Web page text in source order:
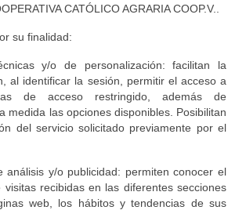
CATÓLICO AGRARIA COOP.V..
su finalidad:
y/o de personalización: facilitan la
al identificar la sesión, permitir el acceso a
de acceso restringido, además de
medida las opciones disponibles. Posibilitan
del servicio solicitado previamente por el
análisis y/o publicidad: permiten conocer el
visitas recibidas en las diferentes secciones
web, los hábitos y tendencias de sus